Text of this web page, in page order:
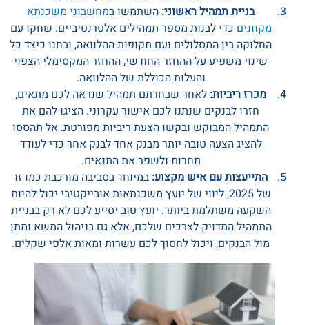
בניית תמהיל ראשוני: השתמשו במחשבוני משכנתא
מקוונים כדי לבנות מספר תמהילים אלטרנטיביים. שחקו עם
החלוקה בין המסלולים ועם תקופות ההלוואה, ובחנו כיצד כל
שינוי משפיע על ההחזר החודשי, ההחזר המקסימלי הצפוי
והעלות הכוללת של ההלוואה.
מכרז ריביות: לאחר שבחרתם תמהיל שנראה לכם מתאים,
חזרו לבנקים שנתנו לכם אישור עקרוני. הציגו להם את
התמהיל המבוקש ובקשו הצעת ריביות מפורטת. אל תהססו
להציג הצעה טובה יותר מבנק אחד לבנק אחר כדי לעודד
תחרות ולשפר את התנאים.
התייעצות עם איש מקצוע: במיוחד בסביבה מורכבת כמו זו
של 2025, ליווי של יועץ משכנתאות אובייקטיבי יכול להיות
השקעה משתלמת ביותר. יועץ טוב יסייע לכם לא רק בבניית
התמהיל המדויק לצרכים שלכם, אלא גם בניהול המשא ומתן
מול הבנקים, ויכול לחסוך לכם עשרות ומאות אלפי שקלים.